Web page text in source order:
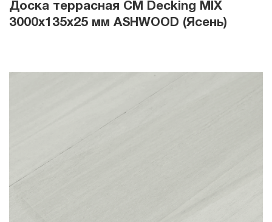
Доска террасная CM Decking MIX
3000х135х25 мм ASHWOOD (Ясень)